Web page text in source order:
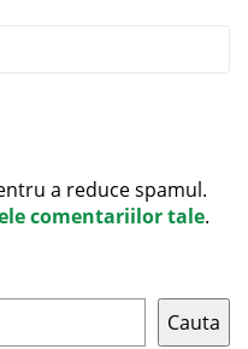
a reduce spamul.
comentariilor tale.
Cauta